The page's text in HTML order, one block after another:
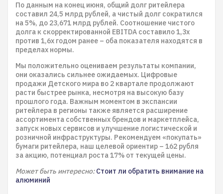
По данным на конец июня, общий долг ритейлера
составил 24,5 млрд рублей, а чистый долг сократился
на 5%, до 23,671 млрд рублей. Соотношение чистого
долга к скорректированной EBITDA составило 1,3х
против 1,6х годом ранее – оба показателя находятся в
пределах нормы.
Мы положительно оцениваем результаты компании,
они оказались сильнее ожидаемых. Цифровые
продажи Детского мира во 2 квартале продолжают
расти быстрее рынка, несмотря на высокую базу
прошлого года. Важным моментом в экспансии
ритейлера в регионы также является расширение
ассортимента собственных брендов и маркетплейса,
запуск новых сервисов и улучшение логистической и
розничной инфраструктуры. Рекомендуем «покупать»
бумаги ритейлера, наш целевой ориентир – 162 рубля
за акцию, потенциал роста 17% от текущей цены.
Может быть интересно:Стоит ли обратить внимание на
алюминий